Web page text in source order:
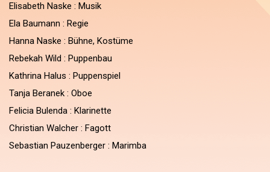
Elisabeth Naske : Musik
Ela Baumann : Regie
Hanna Naske : Bühne, Kostüme
Rebekah Wild : Puppenbau
Kathrina Halus : Puppenspiel
Tanja Beranek : Oboe
Felicia Bulenda : Klarinette
Christian Walcher : Fagott
Sebastian Pauzenberger : Marimba